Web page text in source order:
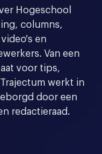
Hogeschool
columns,
en
Van een
voor tips,
werkt in
door een
redactieraad.